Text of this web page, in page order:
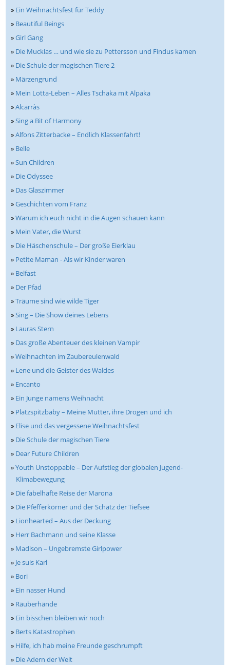
» Ein Weihnachtsfest für Teddy
» Beautiful Beings
»Girl Gang
» Die Mucklas … und wie sie zu Pettersson und Findus kamen
» Die Schule der magischen Tiere 2
» Märzengrund
» Mein Lotta-Leben – Alles Tschaka mit Alpaka
»Alcarràs
»Sing a Bit of Harmony
»Alfons Zitterbacke – Endlich Klassenfahrt!
» Belle
»Sun Children
» Die Odyssee
» Das Glaszimmer
»Geschichten vom Franz
»Warum ich euch nicht in die Augen schauen kann
» Mein Vater, die Wurst
» Die Häschenschule – Der große Eierklau
» Petite Maman - Als wir Kinder waren
» Belfast
» Der Pfad
»Träume sind wie wilde Tiger
»Sing – Die Show deines Lebens
» Lauras Stern
» Das große Abenteuer des kleinen Vampir
»Weihnachten im Zaubereulenwald
» Lene und die Geister des Waldes
» Encanto
» Ein Junge namens Weihnacht
» Platzspitzbaby – Meine Mutter, ihre Drogen und ich
» Elise und das vergessene Weihnachtsfest
» Die Schule der magischen Tiere
» Dear Future Children
»Youth Unstoppable – Der Aufstieg der globalen Jugend-
Klimabewegung
» Die fabelhafte Reise der Marona
» Die Pfefferkörner und der Schatz der Tiefsee
» Lionhearted – Aus der Deckung
» Herr Bachmann und seine Klasse
» Madison – Ungebremste Girlpower
» Je suis Karl
» Bori
» Ein nasser Hund
» Räuberhände
» Ein bisschen bleiben wir noch
» Berts Katastrophen
» Hilfe, ich hab meine Freunde geschrumpft
» Die Adern der Welt